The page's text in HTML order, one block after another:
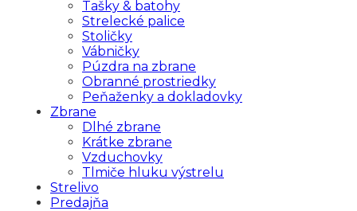
Tašky & batohy
Strelecké palice
Stoličky
Vábničky
Púzdra na zbrane
Obranné prostriedky
Peňaženky a dokladovky
Zbrane
Dlhé zbrane
Krátke zbrane
Vzduchovky
Tlmiče hluku výstrelu
Strelivo
Predajňa